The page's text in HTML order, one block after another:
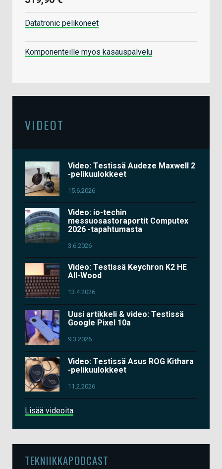
Datatronic pelikoneet
Komponenteille myös kasauspalvelu
VIDEOT
Video: Testissä Audeze Maxwell 2
-pelikuulokkeet
15.6.2026
Video: io-techin
messuosastoraportit Computex
2026 -tapahtumasta
3.6.2026
Video: Testissä Keychron K2 HE
All-Wood
13.4.2026
Uusi artikkeli & video: Testissä
Google Pixel 10a
9.3.2026
Video: Testissä Asus ROG Kithara
-pelikuulokkeet
11.2.2026
Lisää videoita
TEKNIIKKAPODCAST